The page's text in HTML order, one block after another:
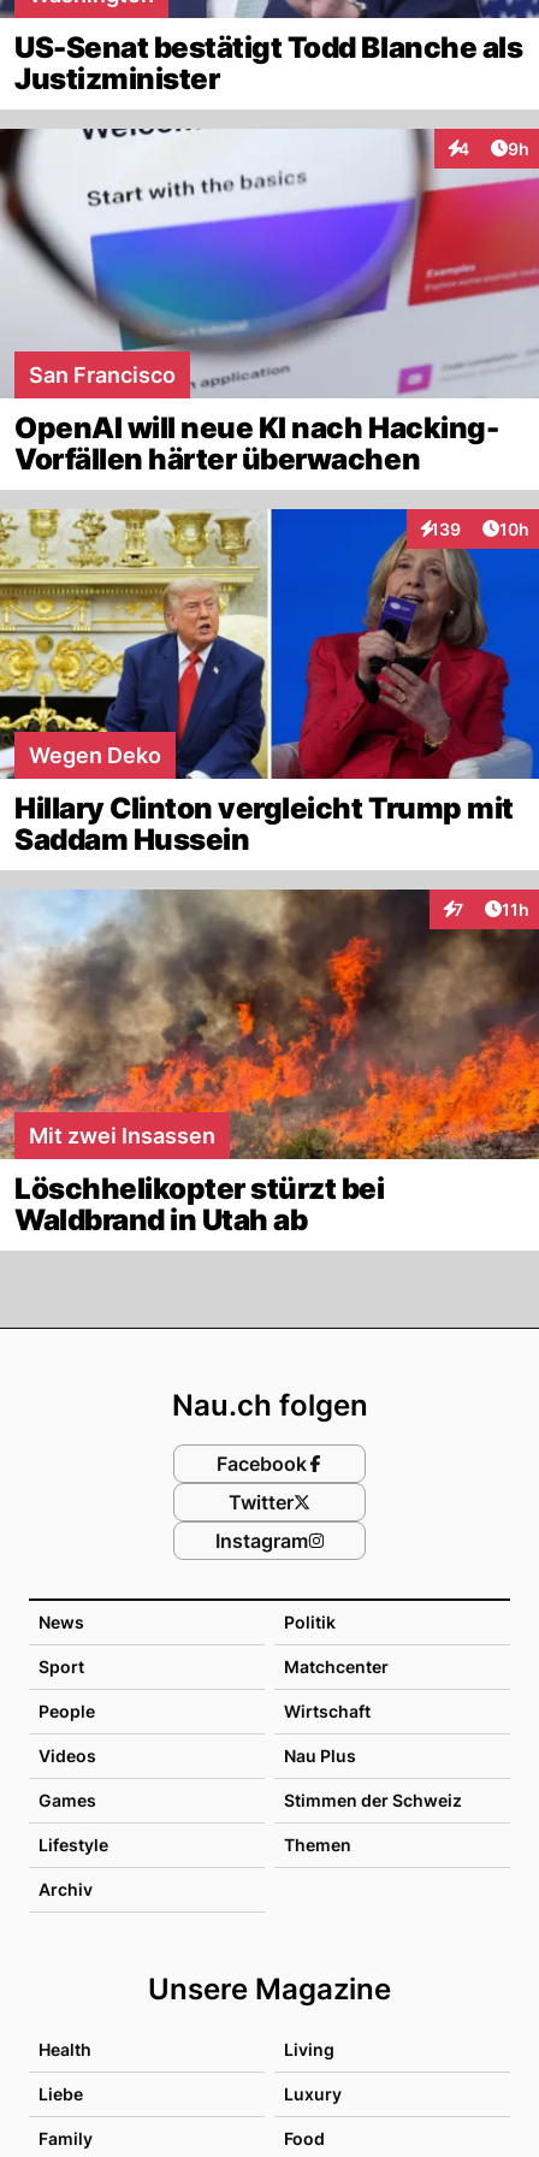
US-Senat bestätigt Todd Blanche als
Justizminister
4 9h
San Francisco
OpenAI will neue KI nach Hacking-
Vorfällen härter überwachen
139
Interaktionen
10h
Wegen Deko
Hillary Clinton vergleicht Trump mit
Saddam Hussein
7 11h
Mit zwei Insassen
Löschhelikopter stürzt bei
Waldbrand in Utah ab
News Politik
Sport Matchcenter
People Wirtschaft
Videos Nau Plus
Games Stimmen der Schweiz
Lifestyle Themen
Archiv
Unsere Magazine
Health Living
Liebe Luxury
Family Food
Nau.ch folgen
Facebook
Twitter
Instagram